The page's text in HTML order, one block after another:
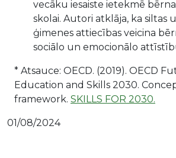
vecāku iesaiste ietekmē
skolai. Autori atklāja, ka siltas
ģimenes attiecības veicina
sociālo un emocionālo
* Atsauce: OECD. (2019). OECD
Education and Skills 2030.
framework. SKILLS FOR 2030.
01/08/2024